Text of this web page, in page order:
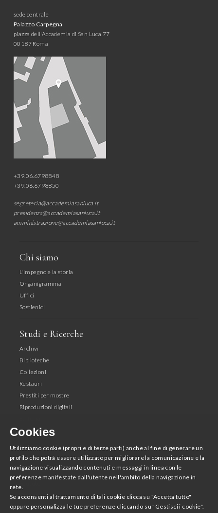
sede centrale
Palazzo Carpegna
piazza dell'Accademia di San Luca 77
00187 Roma
+39.06.6798848
+39.06.6798850
segreteria@accademiasanluca.it
presidenza@accademiasanluca.it
amministrazione@accademiasanluca.it
Chi siamo
L'impegno e la storia
Organigramma
Uffici
Sostienici
Studi e Ricerche
Archivi
Biblioteche
Collezioni
Restauri
Prestiti per mostre
Riproduzioni digitali
Seguici
Facebook
Instagram
Twitter
Cookies
Utilizziamo cookie (propri e di terze parti) anche al fine di generare un
profilo che potrà essere utilizzato per migliorare la comunicazione e la
navigazione visualizzando contenuti e messaggi in linea con le
preferenze manifestate dall'utente nell'ambito della navigazione in
rete.
Se acconsenti al trattamento di tali cookie clicca su "Accetta tutto"
oppure personalizza le tue preferenze cliccando su "Gestisci i cookie".